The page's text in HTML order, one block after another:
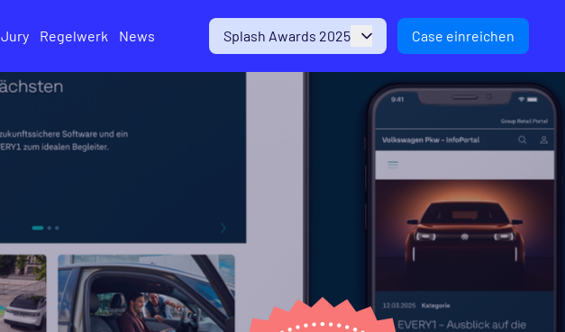
Jury Regelwerk News Splash Awards 2025 Case einreichen